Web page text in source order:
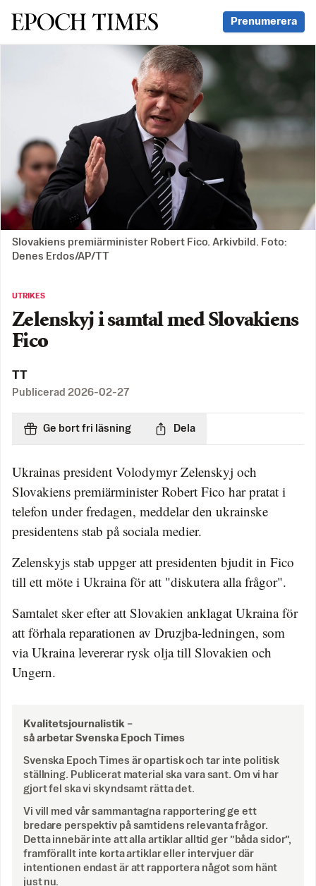
Svenska Epoch Times Prenumerera
Slovakiens premiärminister Robert Fico. Arkivbild. Foto:
Denes Erdos/AP/TT
UTRIKES
Zelenskyj i samtal med Slovakiens
Fico
TT
Publicerad 2026-02-27
Ge bort fri läsning Dela
Ukrainas president Volodymyr Zelenskyj och
Slovakiens premiärminister Robert Fico har pratat i
telefon under fredagen, meddelar den ukrainske
presidentens stab på sociala medier.
Zelenskyjs stab uppger att presidenten bjudit in Fico
till ett möte i Ukraina för att "diskutera alla frågor".
Samtalet sker efter att Slovakien anklagat Ukraina för
att förhala reparationen av Druzjba-ledningen, som
via Ukraina levererar rysk olja till Slovakien och
Ungern.
Kvalitetsjournalistik –
så arbetar Svenska Epoch Times
Svenska Epoch Times är opartisk och tar inte politisk
ställning. Publicerat material ska vara sant. Om vi har
gjort fel ska vi skyndsamt rätta det.
Vi vill med vår sammantagna rapportering ge ett
bredare perspektiv på samtidens relevanta frågor.
Detta innebär inte att alla artiklar alltid ger ”båda sidor”,
framförallt inte korta artiklar eller intervjuer där
intentionen endast är att rapportera något som hänt
just nu.